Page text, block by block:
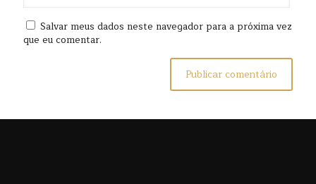
Salvar meus dados neste navegador para a próxima vez
que eu comentar.